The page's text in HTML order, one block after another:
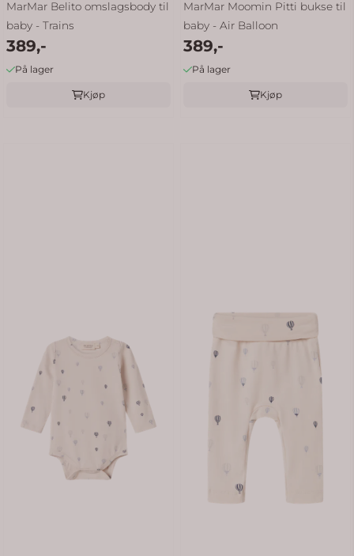
MarMar Belito omslagsbody til
baby - Trains
389,-
På lager
Kjøp
MarMar Moomin Pitti bukse til
baby - Air Balloon
389,-
På lager
Kjøp